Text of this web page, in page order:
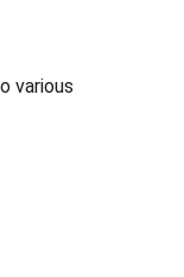
various